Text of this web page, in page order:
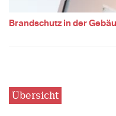
Brandschutz in der
Übersicht